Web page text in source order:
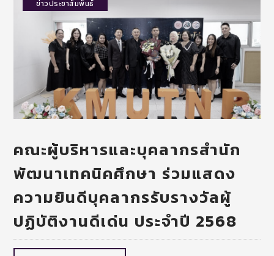
ข่าวประชาสัมพันธ์
คณะผู้บริหารและบุคลากรสำนัก
พัฒนาเทคนิคศึกษา ร่วมแสดง
ความยินดีบุคลากรรับรางวัลผู้
ปฏิบัติงานดีเด่น ประจำปี 2568